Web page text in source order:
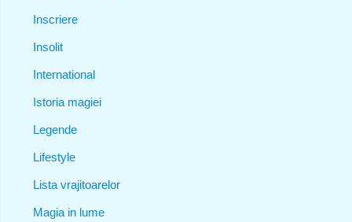
Inscriere
Insolit
International
Istoria magiei
Legende
Lifestyle
Lista vrajitoarelor
Magia in lume